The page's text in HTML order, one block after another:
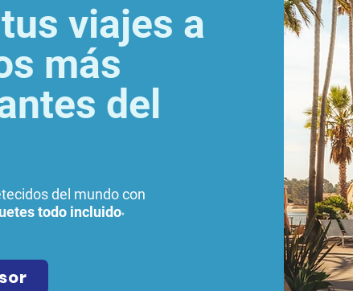
viajes a
más
del
del mundo con
todo incluido*